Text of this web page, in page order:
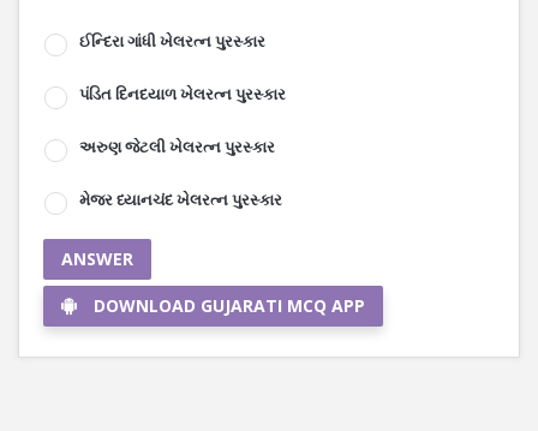
ઈન્દિરા ગાંધી ખેલરત્ન પુરસ્કાર
પંડિત દિનદયાળ ખેલરત્ન પુરસ્કાર
અરુણ જેટલી ખેલરત્ન પુરસ્કાર
મેજર ધ્યાનચંદ ખેલરત્ન પુરસ્કાર
ANSWER
DOWNLOAD GUJARATI MCQ APP